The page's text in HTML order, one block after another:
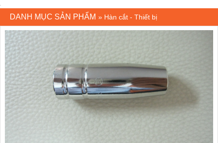
DANH MỤC SẢN PHẨM » Hàn cắt - Thiết bị